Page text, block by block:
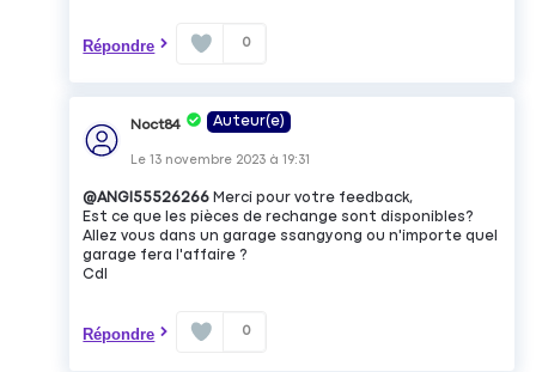
Répondre 0
Noct84 Auteur(e)
Le13 novembre 2023 à19:31
@ANGI55526266 Merci pour votre feedback,
Est ce que les pièces de rechange sont disponibles?
Allez vous dans un garage ssangyong ou n'importe quel
garage fera l'affaire ?
Cdl
Répondre 0